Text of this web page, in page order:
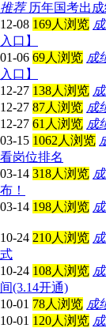
推荐历年国考出成
12-08 169人浏览
入口】
01-06 69人浏览 成
入口】
12-27 138人浏览
12-27 87人浏览 成
12-27 61人浏览 成
03-15 1062人浏览
看岗位排名
03-14 318人浏览
布！
03-14 198人浏览
10-24 210人浏览
式
10-24 108人浏览
间(3.14开通)
10-01 78人浏览 成
10-01 120人浏览